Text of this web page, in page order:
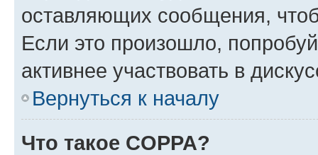
оставляющих сообщения,
Если это произошло,
активнее участвовать в
Вернуться к началу
Что такое COPPA?